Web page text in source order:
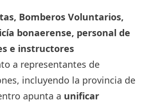
Bomberos Voluntarios,
bonaerense, personal de
e instructores
a representantes de
incluyendo la provincia de
apunta a unificar